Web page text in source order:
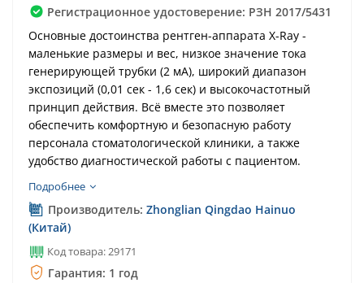
Регистрационное удостоверение: РЗН 2017/5431
Основные достоинства рентген-аппарата X-Ray -
маленькие размеры и вес, низкое значение тока
генерирующей трубки (2 мА), широкий диапазон
экспозиций (0,01 сек - 1,6 сек) и высокочастотный
принцип действия. Всё вместе это позволяет
обеспечить комфортную и безопасную работу
персонала стоматологической клиники, а также
удобство диагностической работы с пациентом.
Подробнее
Производитель: Zhonglian Qingdao Hainuo
(Китай)
Код товара: 29171
Гарантия: 1 год